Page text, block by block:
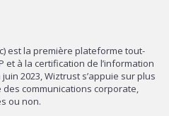
est la première plateforme tout-
et à la certification de l’information
2023, Wiztrust s’appuie sur plus
communications corporate,
ou non.